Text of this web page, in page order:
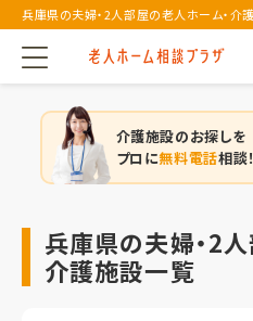
兵庫県の夫婦・2人部屋の老人ホーム・介
介護施設のお探しを
プロに無料電話相談！
兵庫県の夫婦・2
介護施設一覧